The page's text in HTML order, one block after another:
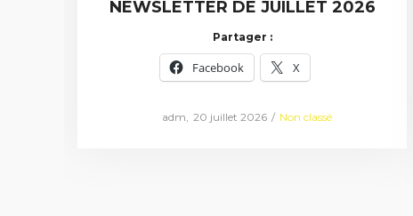
NEWSLETTER DE JUILLET 2026
Partager :
Facebook X
adm Posted
20 juillet 2026
Posted
Non classé